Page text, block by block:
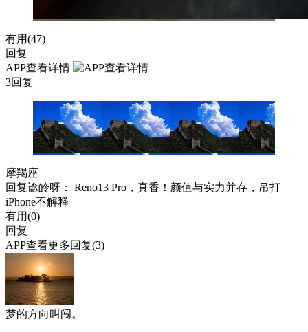
有用(47)
回复
APP查看详情
3回复
摩羯座
回复谂皊呀 ： Reno13 Pro，真香！颜值与实力并存，吊打
iPhone不解释
有用(0)
回复
APP查看更多回复(3)
梦的方向叫闯。